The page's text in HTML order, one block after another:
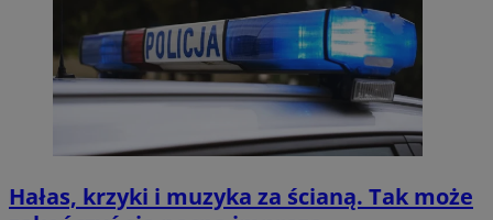
Hałas, krzyki i muzyka za ścianą. Tak może